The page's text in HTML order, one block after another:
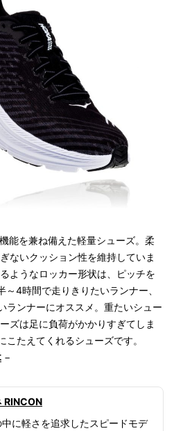
能を兼ね備えた軽量シューズ。柔
ないクッション性を維持していま
ようなロッカー形状は、ピッチを
4時間で走りきりたいランナー、
ランナーにオススメ。重たいシュー
ズは足に負荷がかかりすぎてしま
たえてくれるシューズです。
−
RINCON
に軽さを追求したスピードモデ